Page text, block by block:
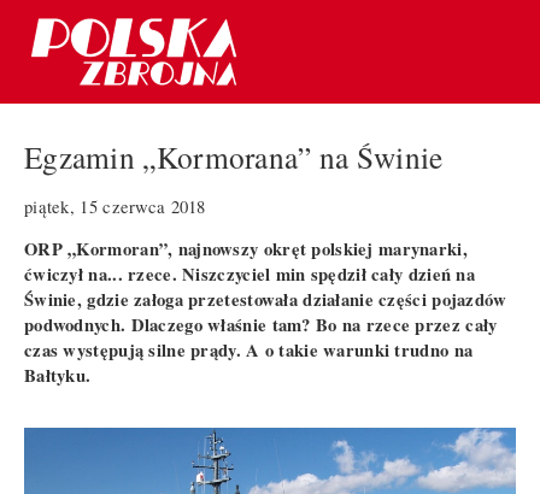
Egzamin „Kormorana” na Świnie
piątek, 15 czerwca 2018
ORP „Kormoran”, najnowszy okręt polskiej marynarki,
ćwiczył na... rzece. Niszczyciel min spędził cały dzień na
Świnie, gdzie załoga przetestowała działanie części pojazdów
podwodnych. Dlaczego właśnie tam? Bo na rzece przez cały
czas występują silne prądy. A o takie warunki trudno na
Bałtyku.